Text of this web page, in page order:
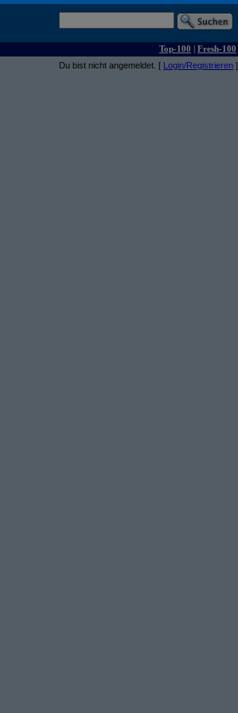
Top-100 | Fresh-100
Du bist nicht angemeldet. [ Login/Registrieren ]